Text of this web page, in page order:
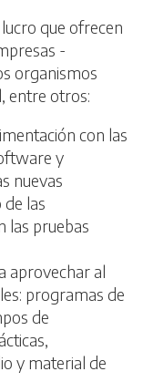
que ofrecen
-
organismos
entre otros:
con las
y
nuevas
las
las pruebas
aprovechar al
programas de
de
y material de